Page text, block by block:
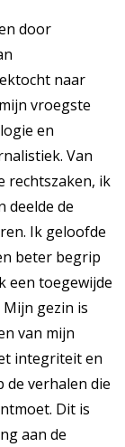
door
naar
vroegste
en
Van
rechtszaken, ik
deelde de
Ik geloofde
beter begrip
een toegewijde
gezin is
van mijn
integriteit en
de verhalen die
Dit is
aan de